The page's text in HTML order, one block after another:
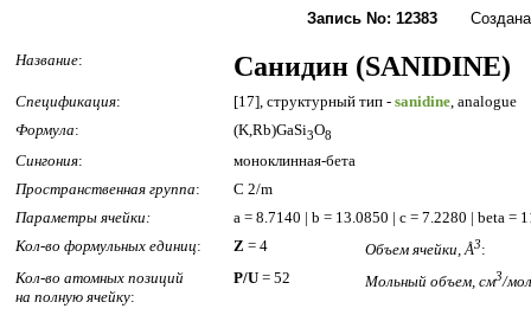
Запись No: 12383 Создана:
Название: Санидин (SANIDINE)
Спецификация: [17], структурный тип - sanidine, analogue
Формула: (K,Rb)GaSi3O8
Сингония:
моноклинная-бета
Пространственная группа:
C 2/m
Параметры ячейки:
a = 8.7140 | b = 13.0850 | c = 7.2280 | beta =
Кол-во формульных единиц: Z = 4 Объем ячейки, Å3:
Кол-во атомных позиций
на полную ячейку:
P/U = 52 Мольный объем, см3/